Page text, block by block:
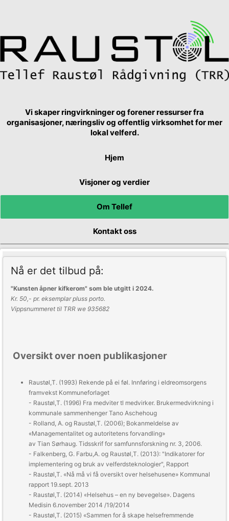
Vi skaper ringvirkninger og forener ressurser fra
organisasjoner, næringsliv og offentlig virksomhet for mer
lokal velferd.
Hjem
Visjoner og verdier
Om Tellef
Kontakt oss
Nå er det tilbud på:
"Kunsten åpner kifkerom" som ble utgitt i 2024.
Kr. 50,- pr. eksemplar pluss porto.
Vippsnummeret til TRR we 935682
Oversikt over noen publikasjoner
Raustøl,T. (1993) Rekende på ei føl. Innføring i eldreomsorgens
framvekst Kommuneforlaget
- Raustøl,T. (1996) Fra medviter tl medvirker. Brukermedvirkning i
kommunale sammenhenger Tano Aschehoug
- Rolland, A. og Raustøl,T. (2006); Bokanmeldelse av
«Managementalitet og autoritetens forvandling»
av Tian Sørhaug. Tidsskrif for samfunnsforskning nr. 3, 2006.
- Falkenberg, G. Farbu,A. og Raustøl,T. (2013): "Indikatorer for
implementering og bruk av velferdsteknologier", Rapport
- Raustøl,T. «Nå må vi få oversikt over helsehusene» Kommunal
rapport 19.sept. 2013
- Raustøl,T. (2014) «Helsehus – en ny bevegelse». Dagens
Medisin 6.november 2014 /19/2014
- Raustøl,T. (2015) «Sammen for å skape helsefremmende